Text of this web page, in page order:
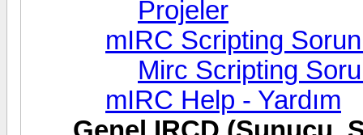
Projeler
mIRC Scripting
Mirc Scripting
mIRC Help - Yardım